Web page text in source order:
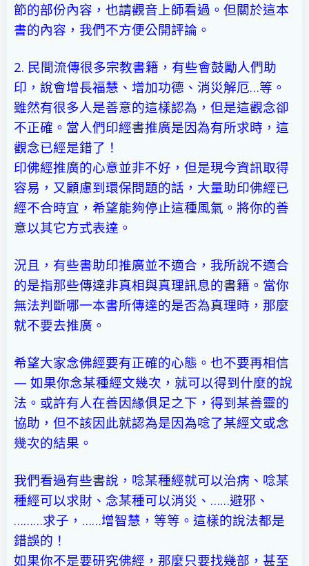
節的部份內容，也請觀音上師看過。但關於這本
書的內容，我們不方便公開評論。
2. 民間流傳很多宗教書籍，有些會鼓勵人們助
印，說會增長福慧、增加功德、消災解厄…等。
雖然有很多人是善意的這樣認為，但是這觀念卻
不正確。當人們印經書推廣是因為有所求時，這
觀念已經是錯了！
印佛經推廣的心意並非不好，但是現今資訊取得
容易，又顧慮到環保問題的話，大量助印佛經已
經不合時宜，希望能夠停止這種風氣。將你的善
意以其它方式表達。
況且，有些書助印推廣並不適合，我所說不適合
的是指那些傳達非真相與真理訊息的書籍。當你
無法判斷哪一本書所傳達的是否為真理時，那麼
就不要去推廣。
希望大家念佛經要有正確的心態。也不要再相信
— 如果你念某種經文幾次，就可以得到什麼的說
法。或許有人在善因緣俱足之下，得到某善靈的
協助，但不該因此就認為是因為唸了某經文或念
幾次的結果。
我們看過有些書說，唸某種經就可以治病、唸某
種經可以求財、念某種可以消災、……避邪、
………求子，……增智慧，等等。這樣的說法都是
錯誤的！
如果你不是要研究佛經，那麼只要找幾部，甚至